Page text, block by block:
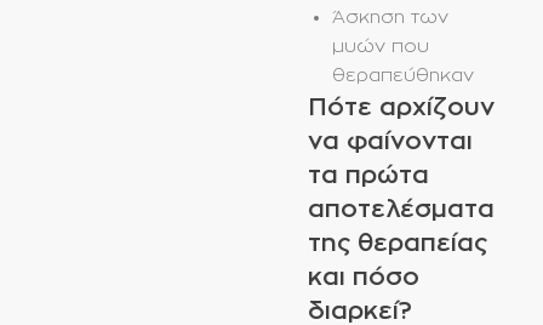
Άσκηση των
μυών που
θεραπεύθηκαν
Πότε αρχίζουν
να φαίνονται
τα πρώτα
αποτελέσματα
της θεραπείας
και πόσο
διαρκεί?